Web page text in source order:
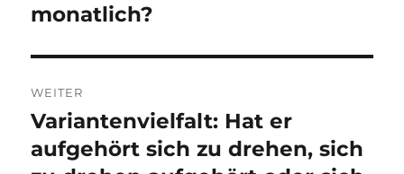
Beitrag:
monatlich?
WEITER
Nächster
Beitrag:
Variantenvielfalt: Hat er
aufgehört sich zu drehen, sich